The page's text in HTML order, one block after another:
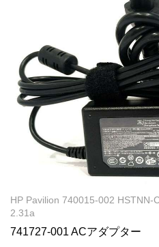
HP Pavilion 740015-002
2.31a
741727-001 ACアダプター